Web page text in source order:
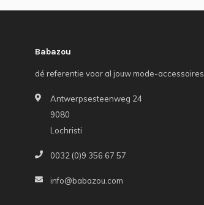
Babazou
dé referentie voor al jouw mode-accessoires
Antwerpsesteenweg 24
9080
Lochristi
0032 (0)9 356 67 57
info@babazou.com